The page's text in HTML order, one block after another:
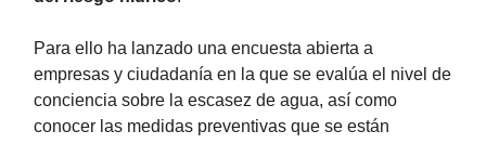
Para ello ha lanzado una encuesta abierta a
empresas y ciudadanía en la que se evalúa el nivel de
conciencia sobre la escasez de agua, así como
conocer las medidas preventivas que se están